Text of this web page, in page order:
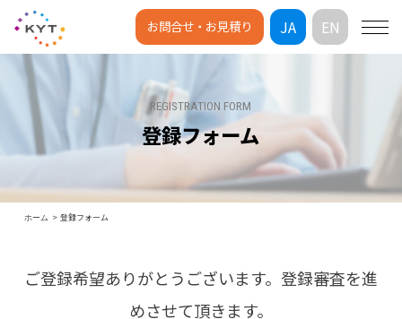
お問合せ・お見積り JA EN
REGISTRATION FORM
登録フォーム
ホーム 登録フォーム
ご登録希望ありがとうございます。登録審査を進
めさせて頂きます。